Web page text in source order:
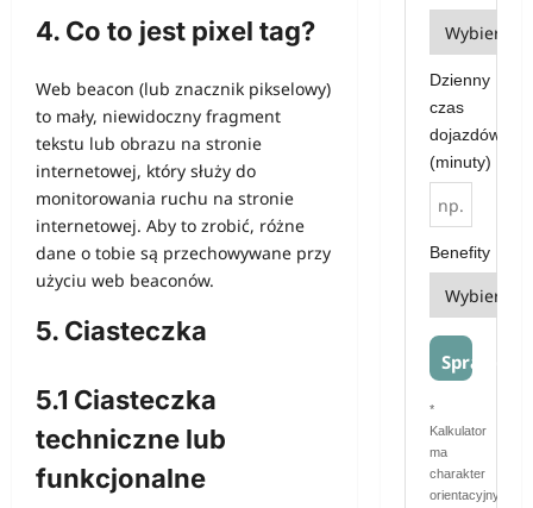
4. Co to jest pixel tag?
Web beacon (lub znacznik pikselowy)
to mały, niewidoczny fragment
tekstu lub obrazu na stronie
internetowej, który służy do
monitorowania ruchu na stronie
internetowej. Aby to zrobić, różne
dane o tobie są przechowywane przy
użyciu web beaconów.
5. Ciasteczka
5.1 Ciasteczka
techniczne lub
funkcjonalne
Dzienny
czas
dojazdów
(minuty)
Benefity
Sprawdź
*
Kalkulator
ma
charakter
orientacyjny